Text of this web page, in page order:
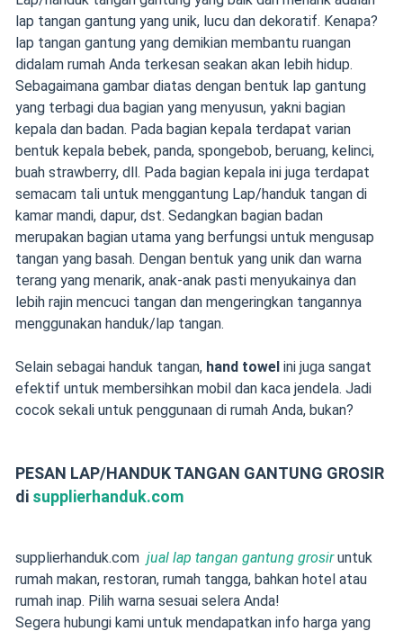
lap tangan gantung yang unik, lucu dan dekoratif. Kenapa?
lap tangan gantung yang demikian membantu ruangan
didalam rumah Anda terkesan seakan akan lebih hidup.
Sebagaimana gambar diatas dengan bentuk lap gantung
yang terbagi dua bagian yang menyusun, yakni bagian
kepala dan badan. Pada bagian kepala terdapat varian
bentuk kepala bebek, panda, spongebob, beruang, kelinci,
buah strawberry, dll. Pada bagian kepala ini juga terdapat
semacam tali untuk menggantung Lap/handuk tangan di
kamar mandi, dapur, dst. Sedangkan bagian badan
merupakan bagian utama yang berfungsi untuk mengusap
tangan yang basah. Dengan bentuk yang unik dan warna
terang yang menarik, anak-anak pasti menyukainya dan
lebih rajin mencuci tangan dan mengeringkan tangannya
menggunakan handuk/lap tangan.
Selain sebagai handuk tangan, hand towelini juga sangat
efektif untuk membersihkan mobil dan kaca jendela. Jadi
cocok sekali untuk penggunaan di rumah Anda, bukan?
PESAN LAP/HANDUK TANGAN GANTUNG GROSIR
di supplierhanduk.com
supplierhanduk.com jual lap tangan gantung grosiruntuk
rumah makan, restoran, rumah tangga, bahkan hotel atau
rumah inap. Pilih warna sesuai selera Anda!
Segera hubungi kami untuk mendapatkan info harga yang